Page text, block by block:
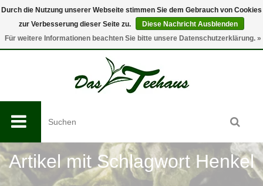
0
Artikel mit Schlagwort Henkel
Durch die Nutzung unserer Webseite stimmen Sie dem Gebrauch von Cookies
zur Verbesserung dieser Seite zu.
Diese Nachricht Ausblenden
Für weitere Informationen beachten Sie bitte unsere Datenschutzerklärung. »